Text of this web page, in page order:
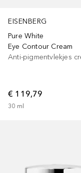
EISENBERG
Pure White
Eye Contour Cream
Anti-pigmentvlekjes
€ 119,79
30 ml